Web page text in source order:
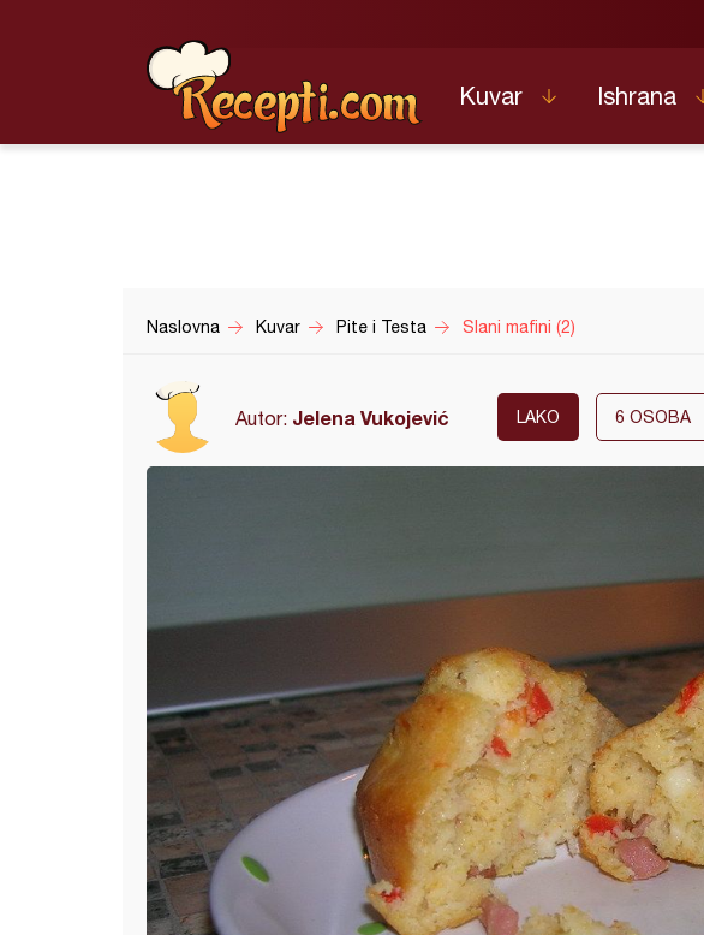
Kuvar Ishrana
Naslovna Kuvar Pite i Testa Slani mafini (2)
Autor: Jelena Vukojević LAKO 6 OSOBA